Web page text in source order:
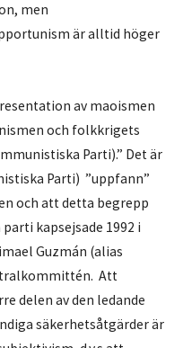
men
är alltid höger
av maoismen
och folkkrigets
Parti).” Det är
Parti) ”uppfann”
och att detta begrepp
kapsejsade 1992 i
Guzmán (alias
Att
delen av den ledande
säkerhetsåtgärder är